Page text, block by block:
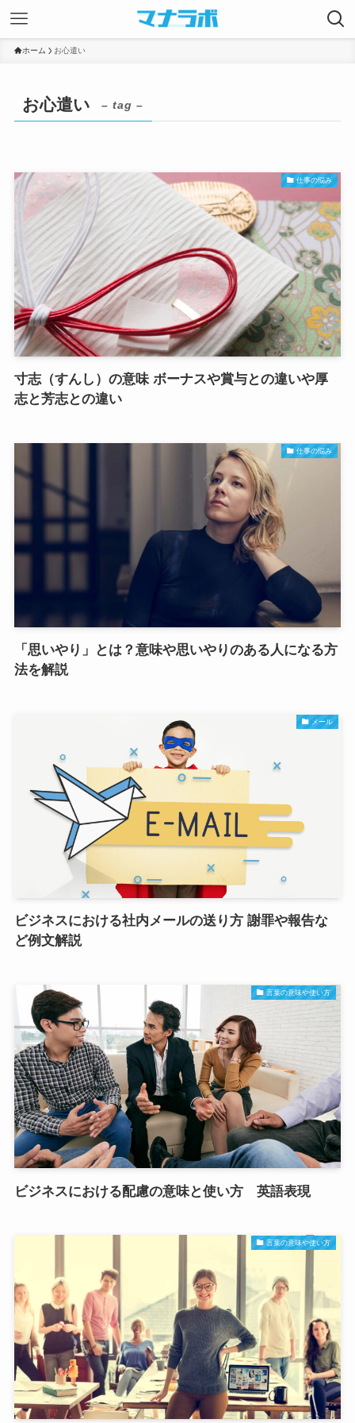
ホーム お心遣い
お心遣い – tag –
仕事の悩み
寸志（すんし）の意味 ボーナスや賞与との違いや厚
志と芳志との違い
仕事の悩み
「思いやり」とは？意味や思いやりのある人になる方
法を解説
メール
ビジネスにおける社内メールの送り方 謝罪や報告な
ど例文解説
言葉の意味や使い方
ビジネスにおける配慮の意味と使い方 英語表現
言葉の意味や使い方